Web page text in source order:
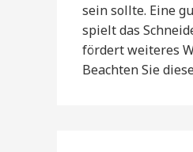
sein sollte. Eine
spielt das
fördert weiteres
Beachten Sie